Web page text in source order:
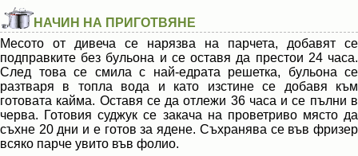
НАЧИН НА ПРИГОТВЯНЕ
Месото от дивеча се нарязва на парчета, добавят се
подправките без бульона и се оставя да престои 24 часа.
След това се смила с най-едрата решетка, бульона се
разтваря в топла вода и като изстине се добавя към
готовата кайма. Оставя се да отлежи 36 часа и се пълни в
черва. Готовия суджук се закача на проветриво място да
съхне 20 дни и е готов за ядене. Съхранява се във фризер
всяко парче увито във фолио.